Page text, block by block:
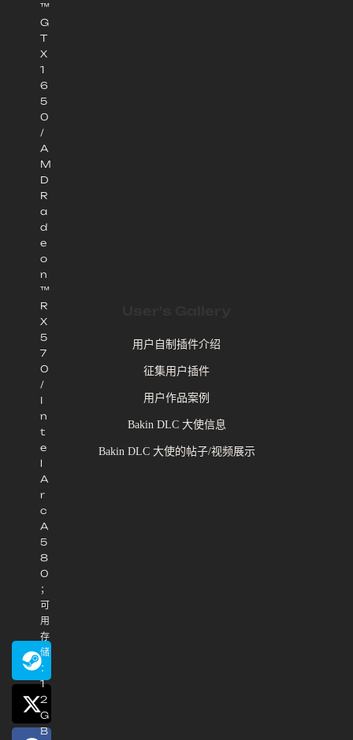
™
G
T
X
1
6
5
0
/
A
M
D
R
a
d
e
o
n
™
R
X
5
7
0
/
I
n
t
e
l
A
r
c
A
5
8
0
；
可
用
存
储
：
1
2
G
B
用户自制插件介绍
征集用户插件
用户作品案例
Bakin DLC 大使信息
Bakin DLC 大使的帖子/视频展示